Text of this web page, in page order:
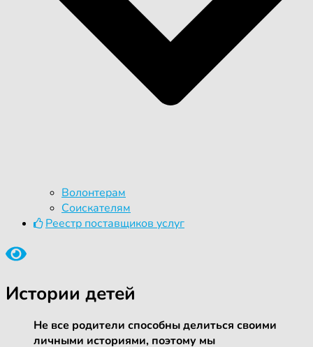
Волонтерам
Соискателям
Реестр поставщиков услуг
Истории детей
Не все родители способны делиться своими
личными историями, поэтому мы